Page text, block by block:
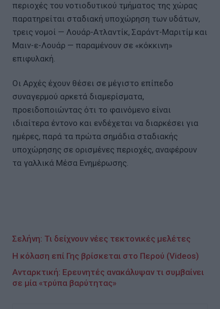
περιοχές του νοτιοδυτικού τμήματος της χώρας
παρατηρείται σταδιακή υποχώρηση των υδάτων,
τρεις νομοί — Λουάρ-Ατλαντίκ, Σαράντ-Μαριτίμ και
Μαιν-ε-Λουάρ — παραμένουν σε «κόκκινη»
επιφυλακή.
Οι Αρχές έχουν θέσει σε μέγιστο επίπεδο
συναγερμού αρκετά διαμερίσματα,
προειδοποιώντας ότι το φαινόμενο είναι
ιδιαίτερα έντονο και ενδέχεται να διαρκέσει για
ημέρες, παρά τα πρώτα σημάδια σταδιακής
υποχώρησης σε ορισμένες περιοχές, αναφέρουν
τα γαλλικά Μέσα Ενημέρωσης.
Σελήνη: Τι δείχνουν νέες τεκτονικές μελέτες
Η κόλαση επί Γης βρίσκεται στο Περού (Videos)
Ανταρκτική: Ερευνητές ανακάλυψαν τι συμβαίνει
σε μία «τρύπα βαρύτητας»